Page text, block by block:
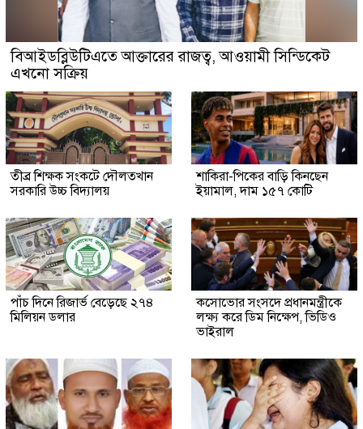
বিআইডব্লিউটিএতে আক্তারের রাজত্ব, আওয়ামী সিন্ডিকেট
এখনো সক্রিয়
তীব্র শিক্ষক সংকটে দৌলতখান
সরকারি উচ্চ বিদ্যালয়
শাকিরা-পিকের বাড়ি কিনছেন
ইয়ামাল, দাম ১৫৭ কোটি
পাঁচ দিনে রিজার্ভ বেড়েছে ২৭৪
মিলিয়ন ডলার
কসোভোর সংসদে প্রধানমন্ত্রীকে
লক্ষ্য করে ডিম নিক্ষেপ, ভিডিও
ভাইরাল